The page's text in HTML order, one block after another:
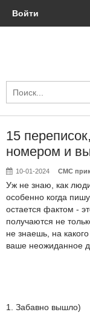
Войти
15
номером и
10-01-2024 СМС
Уж не знаю, как
особенно когда
остается фактом -
получаются не
не знаешь, на
ваше неожиданное
1. Забавно вышло)